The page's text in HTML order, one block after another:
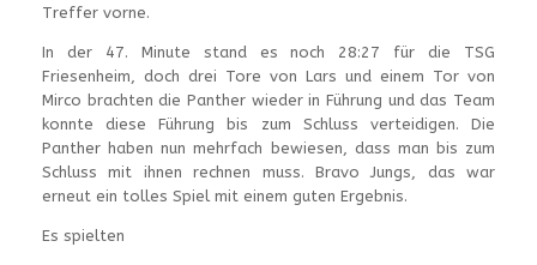
Treffer vorne.
In der 47. Minute stand es noch 28:27 für die TSG
Friesenheim, doch drei Tore von Lars und einem Tor von
Mirco brachten die Panther wieder in Führung und das Team
konnte diese Führung bis zum Schluss verteidigen. Die
Panther haben nun mehrfach bewiesen, dass man bis zum
Schluss mit ihnen rechnen muss. Bravo Jungs, das war
erneut ein tolles Spiel mit einem guten Ergebnis.
Es spielten